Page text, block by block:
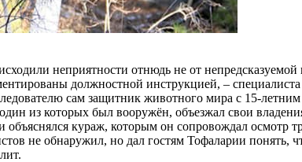
неприятности отнюдь не от
должностной инструкцией, –
сам защитник животного мира с 15-
из которых был вооружён, объезжал свои
кураж, которым он сопровождал осмотр
не обнаружил, но дал гостям Тофаларии понять,